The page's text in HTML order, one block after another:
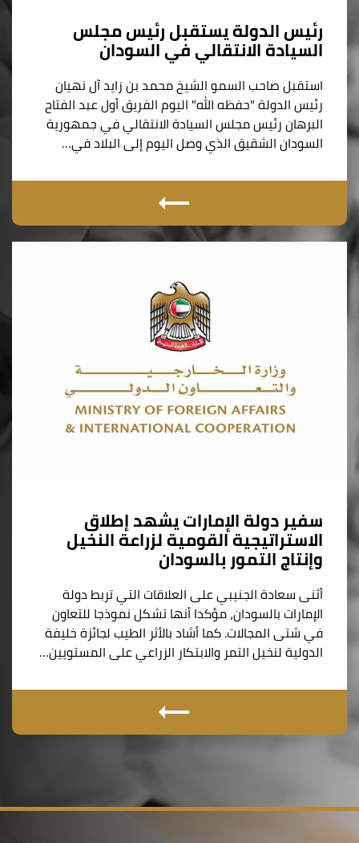
رئيس الدولة يستقبل رئيس مجلس
السيادة الانتقالي في السودان
استقبل صاحب السمو الشيخ محمد بن زايد آل نهيان
رئيس الدولة "حفظه الله" اليوم الفريق أول عبد الفتاح
البرهان رئيس مجلس السيادة الانتقالي في جمهورية
السودان الشقيق الذي وصل اليوم إلى البلاد في…
سفير دولة الإمارات يشهد إطلاق
الاستراتيجية القومية لزراعة النخيل
وإنتاج التمور بالسودان
أثنى سعادة الجنيبي على العلاقات التي تربط دولة
الإمارات بالسودان، مؤكدا أنها تشكل نموذجا للتعاون
في شتى المجالات. كما أشاد بالأثر الطيب لجائزة خليفة
الدولية لنخيل التمر والابتكار الزراعي على المستويين…